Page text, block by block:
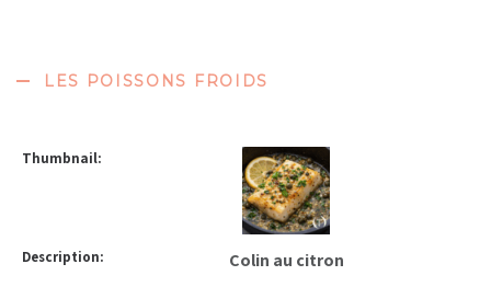
LES POISSONS FROIDS
Colin au citron